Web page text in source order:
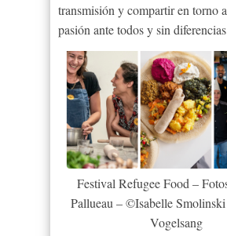
transmisión y compartir en torno
pasión ante todos y sin
Festival Refugee Food –
Pallueau – ©Isabelle
Vogelsang